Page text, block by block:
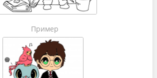
Пример